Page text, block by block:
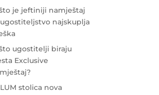
je jeftiniji namještaj
najskuplja
ugostitelji biraju
Exclusive
stolica nova